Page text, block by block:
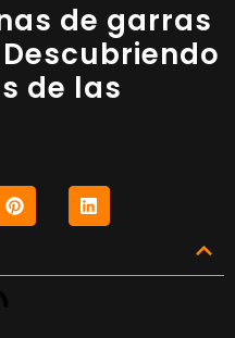
de garras
de las